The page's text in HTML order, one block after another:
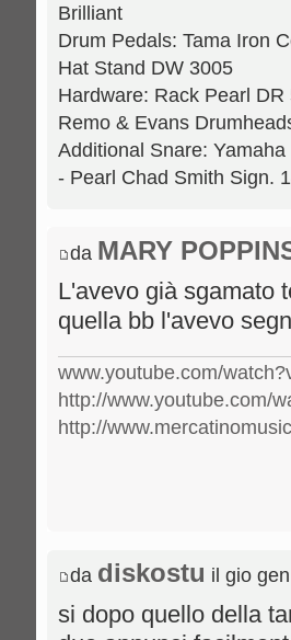
Brilliant
Drum Pedals: Tama Iron
Hat Stand DW 3005
Hardware: Rack Pearl
Remo & Evans
Additional Snare:
- Pearl Chad Smith Sign.
da MARY
L'avevo già sgamato
quella bb l'avevo
www.youtube.com/
http://www.youtube.com/
http://
da diskostu il gio
si dopo quello della